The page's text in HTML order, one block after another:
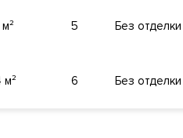
5 Без отделки
м² 6 Без отделки